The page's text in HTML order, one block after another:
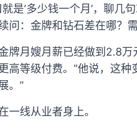
是‘多少钱一个月’，聊几
问：金牌和钻石差在哪？
牌月嫂月薪已经做到2.8
高等级付费。”他说，这种
。”
一线从业者身上。